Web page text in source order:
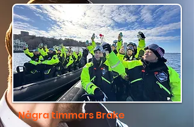
Några timmars Brake